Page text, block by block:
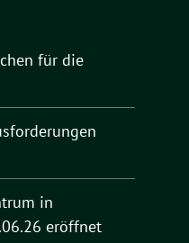
für die
in
eröffnet